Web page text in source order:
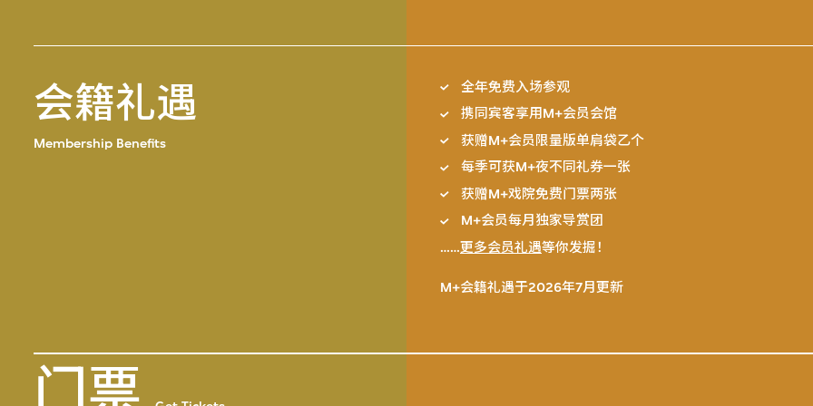
会籍礼遇
Membership Benefits
全年免费入场参观
携同宾客享用M+会员会馆
获赠M+会员限量版单肩袋乙个
每季可获M+夜不同礼券一张
获赠M+戏院免费门票两张
M+会员每月独家导赏团
……更多会员礼遇等你发掘！
M+会籍礼遇于2026年7月更新
门票